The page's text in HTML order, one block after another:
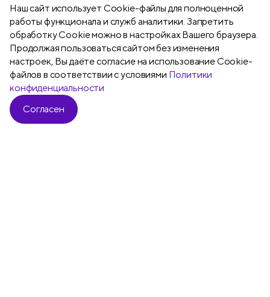
Наш сайт использует Сookie-файлы для полноценной
работы функционала и служб аналитики. Запретить
обработку Cookie можно в настройках Вашего браузера.
Продолжая пользоваться сайтом без изменения
настроек, Вы даёте согласие на использование Cookie-
файлов в соответствии с условиями Политики
конфиденциальности
Согласен